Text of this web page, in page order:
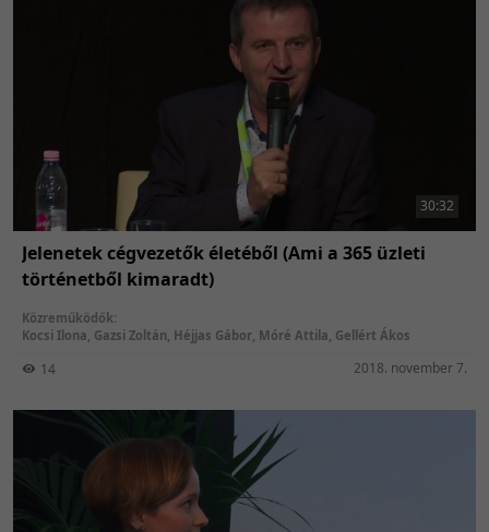
30:32
Jelenetek cégvezetők életéből (Ami a 365 üzleti
történetből kimaradt)
Közreműködők:
Kocsi Ilona, Gazsi Zoltán, Héjjas Gábor, Móré Attila, Gellért Ákos
14 2018. november 7.